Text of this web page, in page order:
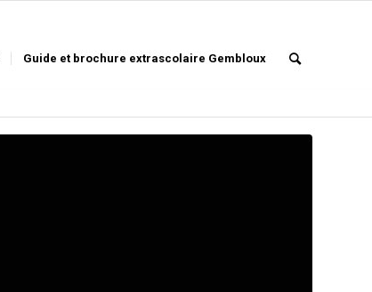
Guide et brochure extrascolaire Gembloux